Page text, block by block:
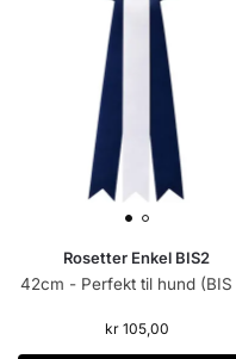
Rosetter Enkel BIS2
42cm - Perfekt til hund (BIS
kr105,00